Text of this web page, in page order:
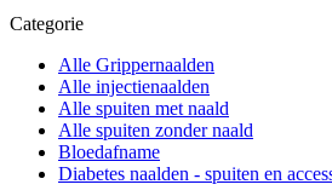
Categorie
Alle Grippernaalden
Alle injectienaalden
Alle spuiten met naald
Alle spuiten zonder naald
Bloedafname
Diabetes naalden - spuiten en